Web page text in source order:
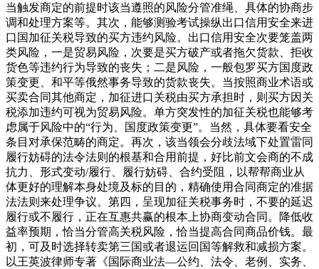
当触发商定的前提时该当遵照的风险分管准绳、具体的协商步
调和处理方案等。其次，能够测验考试操纵出口信用安全来进
口国加征关税导致的买方违约风险。出口信用安全次要笼盖两
类风险，一是贸易风险，次要是买方破产或者拖欠货款、拒收
货色等违约行为导致的丧失；二是风险，一般包罗买方国度政
策变更、和平等俄然事务导致的货款丧失。当按照商业术语或
买卖合同其他商定，加征进口关税由买方承担时，则买方因关
税添加违约可视为贸易风险。单方突发性的加征关税也能够考
虑属于风险中的“行为、国度政策变更”。当然，具体要看安全
条目对承保范畴的商定。再次，该当领会分歧法域下处置雷同
履行妨碍的法令法则的根基和合用前提，好比前文会商的不成
抗力、形式变动/履行、履行妨碍、合约受阻，以帮帮商业从
体更好的理解本身处境及标的目的，精确使用合同商定的准据
法法则来处理争议。第四，呈现加征关税事务时，不要的延迟
履行或不履行，正在互惠共赢的根本上协商变动合同。降低收
益率预期，恰当分管高关税风险，恰当提高合同商品价钱。最
初，可及时选择转卖第三国或者退运回国等解救和减损方案。
以王英波律师专著《国际商业法—公约、法令、老例、实务、